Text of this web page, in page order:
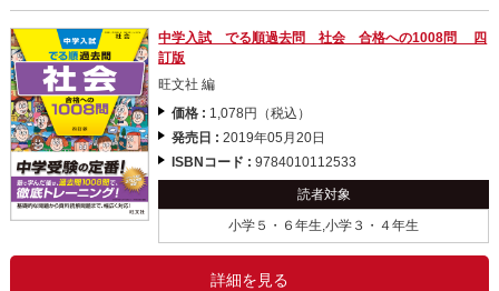
中学入試 でる順過去問 社会 合格への1008問 四
訂版
旺文社 編
価格 : 1,078円（税込）
発売日 :2019年05月20日
ISBNコード :9784010112533
読者対象
小学５・６年生,小学３・４年生
詳細を見る